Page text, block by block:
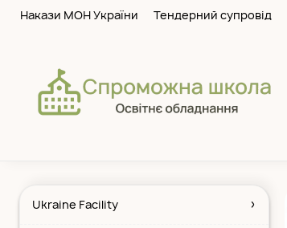
Накази МОН України Тендерний супровiд
Ukraine Facility
обладнання